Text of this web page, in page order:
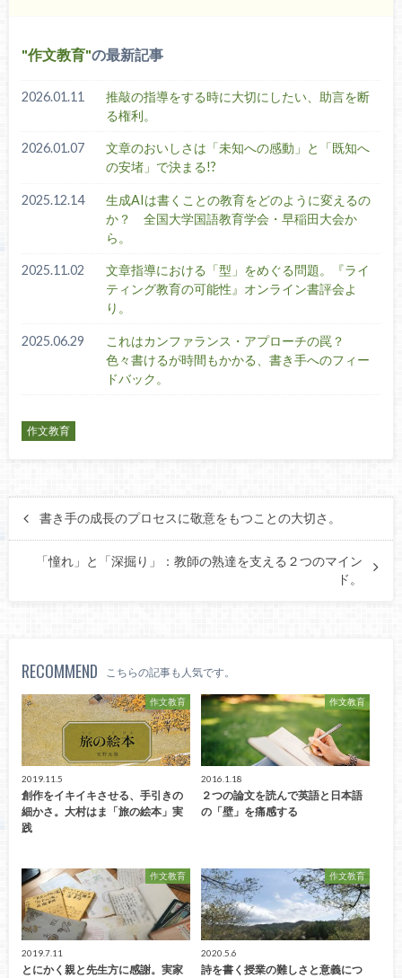
作文教育 の最新記事
2026.01.11
推敲の指導をする時に大切にしたい、助言を断
る権利。
2026.01.07
文章のおいしさは「未知への感動」と「既知へ
の安堵」で決まる!?
2025.12.14
生成AIは書くことの教育をどのように変えるの
か？ 全国大学国語教育学会・早稲田大会か
ら。
2025.11.02
文章指導における「型」をめぐる問題。『ライ
ティング教育の可能性』オンライン書評会よ
り。
2025.06.29
これはカンファランス・アプローチの罠？
色々書けるが時間もかかる、書き手へのフィー
ドバック。
作文教育
書き手の成長のプロセスに敬意をもつことの大切さ。
「憧れ」と「深掘り」：教師の熟達を支える２つのマイン
ド。
RECOMMEND こちらの記事も人気です。
作文教育
2019.11.5
創作をイキイキさせる、手引きの
細かさ。大村はま「旅の絵本」実
践
作文教育
2016.1.18
２つの論文を読んで英語と日本語
の「壁」を痛感する
作文教育
2019.7.11
とにかく親と先生方に感謝。実家
作文教育
2020.5.6
詩を書く授業の難しさと意義につ